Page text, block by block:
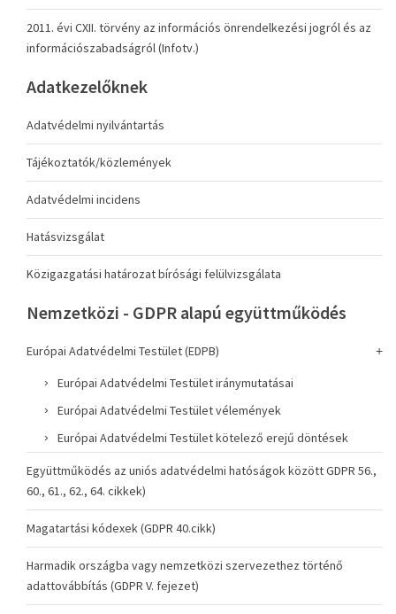
2011. évi CXII. törvény az információs önrendelkezési jogról és az
információszabadságról (Infotv.)
Adatkezelőknek
Adatvédelmi nyilvántartás
Tájékoztatók/közlemények
Adatvédelmi incidens
Hatásvizsgálat
Közigazgatási határozat bírósági felülvizsgálata
Nemzetközi - GDPR alapú együttműködés
Európai Adatvédelmi Testület (EDPB)
Európai Adatvédelmi Testület iránymutatásai
Európai Adatvédelmi Testület vélemények
Európai Adatvédelmi Testület kötelező erejű döntések
Együttműködés az uniós adatvédelmi hatóságok között GDPR 56.,
60., 61., 62., 64. cikkek)
Magatartási kódexek (GDPR 40.cikk)
Harmadik országba vagy nemzetközi szervezethez történő
adattovábbítás (GDPR V. fejezet)